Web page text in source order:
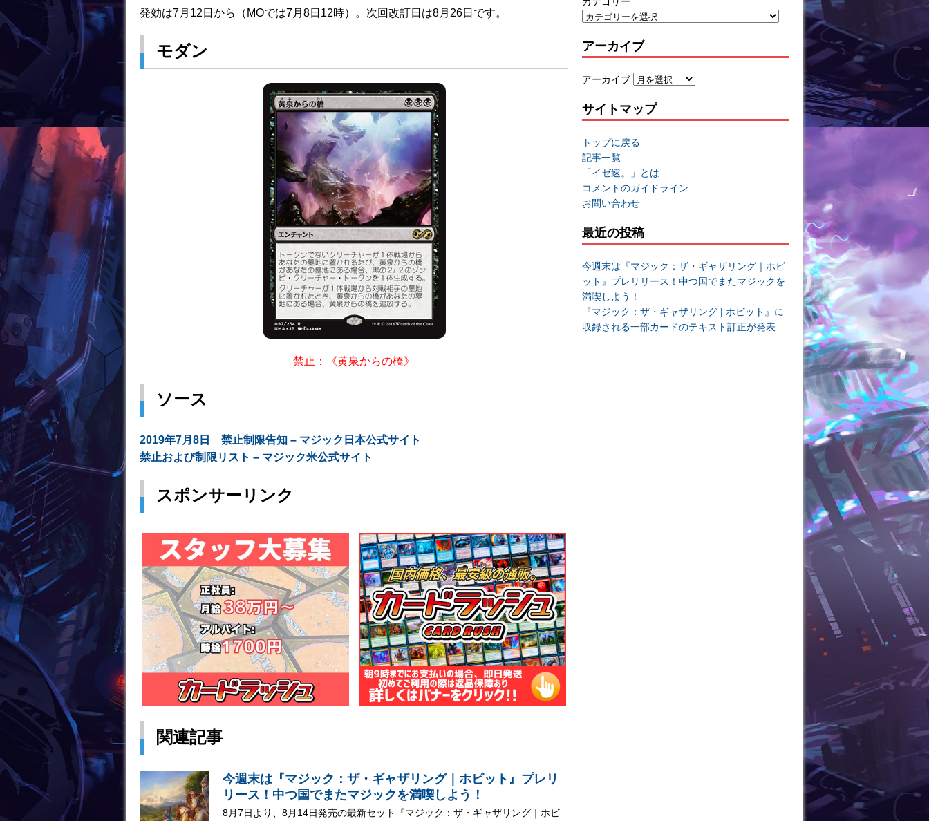
k
発効は7月12日から（MOでは7月8日12時）。次回改訂日は8月26日です。
モダン
禁止：《黄泉からの橋》
ソース
2019年7月8日 禁止制限告知 – マジック日本公式サイト
禁止および制限リスト – マジック米公式サイト
スポンサーリンク
関連記事
今週末は『マジック：ザ・ギャザリング｜ホビット』プレリ
リース！中つ国でまたマジックを満喫しよう！
8月7日より、8月14日発売の最新セット『マジック：ザ・ギャザリング｜ホビ
アーカイブ
アーカイブ
サイトマップ
トップに戻る
記事一覧
「イゼ速。」とは
コメントのガイドライン
お問い合わせ
最近の投稿
今週末は『マジック：ザ・ギャザリング｜ホビ
ット』プレリリース！中つ国でまたマジックを
満喫しよう！
『マジック：ザ・ギャザリング | ホビット』に
収録される一部カードのテキスト訂正が発表